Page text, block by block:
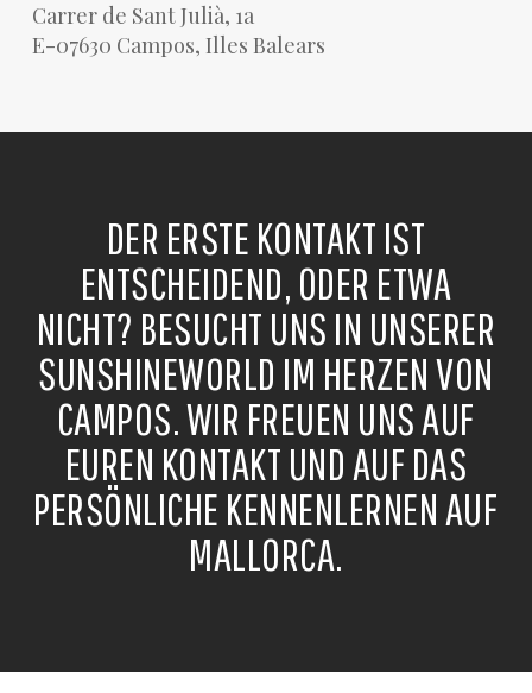
Carrer de Sant Julià, 1a
E-07630 Campos, Illes Balears
DER ERSTE KONTAKT IST
ENTSCHEIDEND, ODER ETWA
NICHT? BESUCHT UNS IN UNSERER
SUNSHINEWORLD IM HERZEN VON
CAMPOS. WIR FREUEN UNS AUF
EUREN KONTAKT UND AUF DAS
PERSÖNLICHE KENNENLERNEN AUF
MALLORCA.